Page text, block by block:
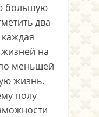
большую
два
на
меньшей
жизнь.
полу